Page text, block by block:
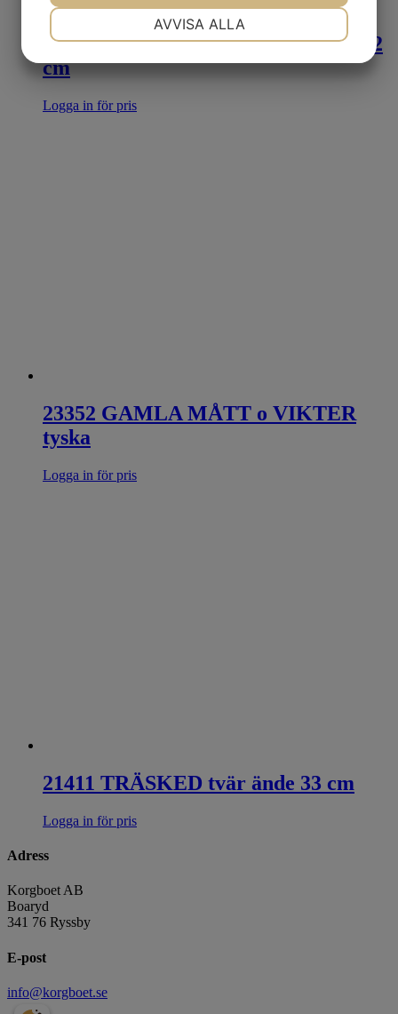
21337 SPJÄLKA lång mjuk 60/73×12
cm
Logga in för pris
23352 GAMLA MÅTT o VIKTER
tyska
Logga in för pris
21411 TRÄSKED tvär ände 33 cm
Logga in för pris
Adress
Korgboet AB
Boaryd
341 76 Ryssby
E-post
info@korgboet.se
AVVISA ALLA